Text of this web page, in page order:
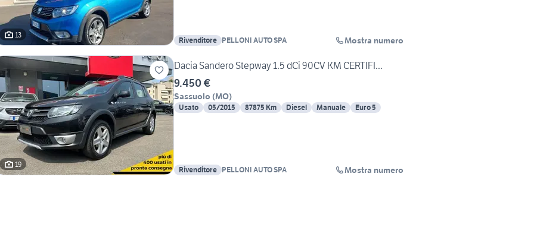
13
Rivenditore PELLONI AUTO SPA Mostra numero
19
Dacia Sandero Stepway 1.5 dCi 90CV KM CERTIFI...
9.450 €
Sassuolo (MO)
Usato 05/2015 87875 Km Diesel Manuale Euro 5
Rivenditore PELLONI AUTO SPA Mostra numero